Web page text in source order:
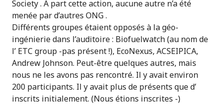
Society . A part cette action, aucune autre n’a été
menée par d’autres ONG .
Différents groupes étaient opposés à la géo-
ingénierie dans l’auditoire : Biofuelwatch (au nom de
l’ ETC group -pas présent !), EcoNexus, ACSEIPICA,
Andrew Johnson. Peut-être quelques autres, mais
nous ne les avons pas rencontré. Il y avait environ
200 participants. Il y avait plus de présents que d’
inscrits initialement. (Nous étions inscrites -)